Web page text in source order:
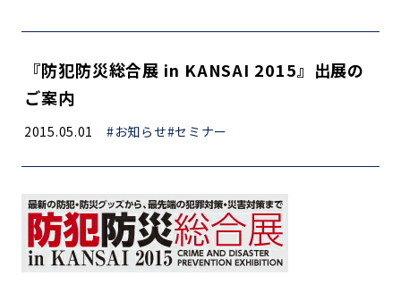
『防犯防災総合展 in KANSAI 2015』出展の
ご案内
2015.05.01 #お知らせ#セミナー